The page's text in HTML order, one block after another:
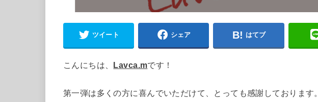
ツイート シェア はてブ
こんにちは、 Lavca.mです！
第一弾は多くの方に喜んでいただけて、とっても感謝しております。